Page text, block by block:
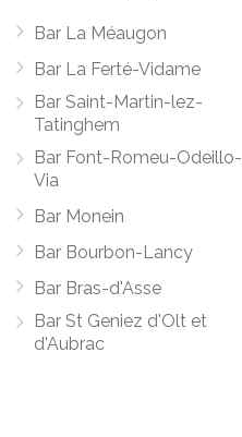
Bar La Méaugon
Bar La Ferté-Vidame
Bar Saint-Martin-lez-
Tatinghem
Bar Font-Romeu-Odeillo-
Via
Bar Monein
Bar Bourbon-Lancy
Bar Bras-d'Asse
Bar St Geniez d'Olt et
d'Aubrac